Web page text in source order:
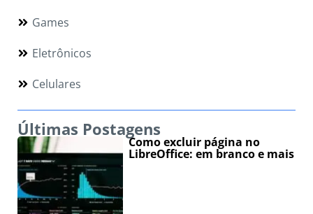
Games
Eletrônicos
Celulares
Últimas Postagens
Como excluir página no
LibreOffice: em branco e mais